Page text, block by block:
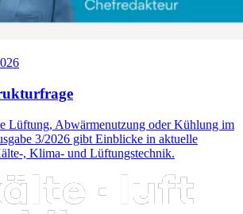
Lüftung, Abwärmenutzung oder Kühlung im
3/2026 gibt Einblicke in aktuelle
, Klima- und Lüftungstechnik.